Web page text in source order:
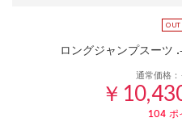
ロングジャンプスーツ
通常価格：
￥
104ポ